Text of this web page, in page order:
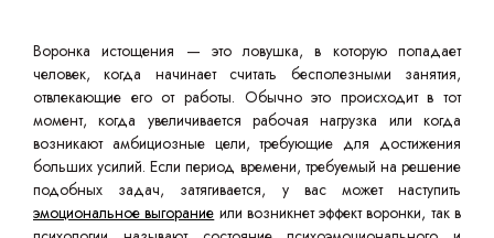
Воронка истощения — это ловушка, в которую попадает
человек, когда начинает считать бесполезными занятия,
отвлекающие его от работы. Обычно это происходит в тот
момент, когда увеличивается рабочая нагрузка или когда
возникают амбициозные цели, требующие для достижения
больших усилий. Если период времени, требуемый на решение
подобных задач, затягивается, у вас может наступить
эмоциональное выгорание или возникнет эффект воронки, так в